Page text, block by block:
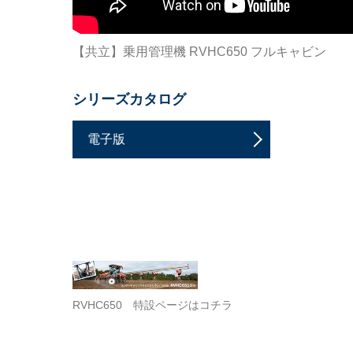
【共立】乗用管理機 RVHC650 フルキャビン
シリーズカタログ
電子版
RVHC650 特設ページはコチラ